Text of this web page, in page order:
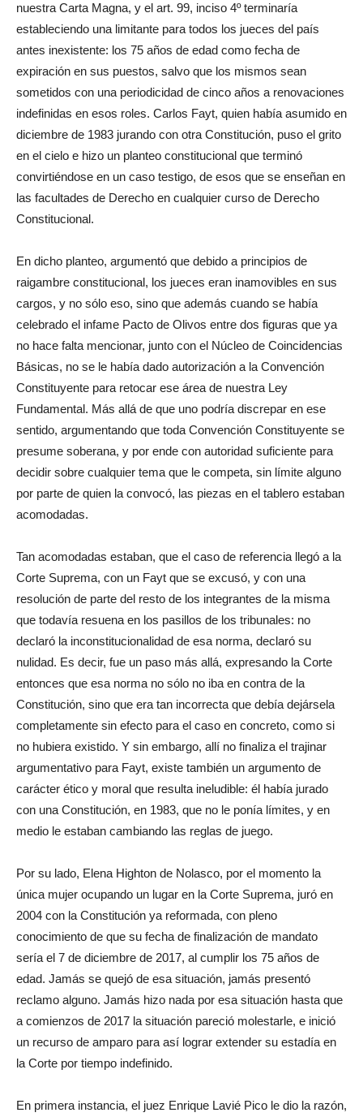
nuestra Carta Magna, y el art. 99, inciso 4º terminaría
estableciendo una limitante para todos los jueces del país
antes inexistente: los 75 años de edad como fecha de
expiración en sus puestos, salvo que los mismos sean
sometidos con una periodicidad de cinco años a renovaciones
indefinidas en esos roles. Carlos Fayt, quien había asumido en
diciembre de 1983 jurando con otra Constitución, puso el grito
en el cielo e hizo un planteo constitucional que terminó
convirtiéndose en un caso testigo, de esos que se enseñan en
las facultades de Derecho en cualquier curso de Derecho
Constitucional.
En dicho planteo, argumentó que debido a principios de
raigambre constitucional, los jueces eran inamovibles en sus
cargos, y no sólo eso, sino que además cuando se había
celebrado el infame Pacto de Olivos entre dos figuras que ya
no hace falta mencionar, junto con el Núcleo de Coincidencias
Básicas, no se le había dado autorización a la Convención
Constituyente para retocar ese área de nuestra Ley
Fundamental. Más allá de que uno podría discrepar en ese
sentido, argumentando que toda Convención Constituyente se
presume soberana, y por ende con autoridad suficiente para
decidir sobre cualquier tema que le competa, sin límite alguno
por parte de quien la convocó, las piezas en el tablero estaban
acomodadas.
Tan acomodadas estaban, que el caso de referencia llegó a la
Corte Suprema, con un Fayt que se excusó, y con una
resolución de parte del resto de los integrantes de la misma
que todavía resuena en los pasillos de los tribunales: no
declaró la inconstitucionalidad de esa norma, declaró su
nulidad. Es decir, fue un paso más allá, expresando la Corte
entonces que esa norma no sólo no iba en contra de la
Constitución, sino que era tan incorrecta que debía dejársela
completamente sin efecto para el caso en concreto, como si
no hubiera existido. Y sin embargo, allí no finaliza el trajinar
argumentativo para Fayt, existe también un argumento de
carácter ético y moral que resulta ineludible: él había jurado
con una Constitución, en 1983, que no le ponía límites, y en
medio le estaban cambiando las reglas de juego.
Por su lado, Elena Highton de Nolasco, por el momento la
única mujer ocupando un lugar en la Corte Suprema, juró en
2004 con la Constitución ya reformada, con pleno
conocimiento de que su fecha de finalización de mandato
sería el 7 de diciembre de 2017, al cumplir los 75 años de
edad. Jamás se quejó de esa situación, jamás presentó
reclamo alguno. Jamás hizo nada por esa situación hasta que
a comienzos de 2017 la situación pareció molestarle, e inició
un recurso de amparo para así lograr extender su estadía en
la Corte por tiempo indefinido.
En primera instancia, el juez Enrique Lavié Pico le dio la razón,